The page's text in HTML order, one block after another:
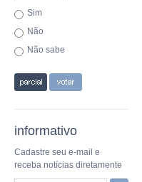
Sim
Não
Não sabe
informativo
Cadastre seu e-mail e
receba notícias diretamente